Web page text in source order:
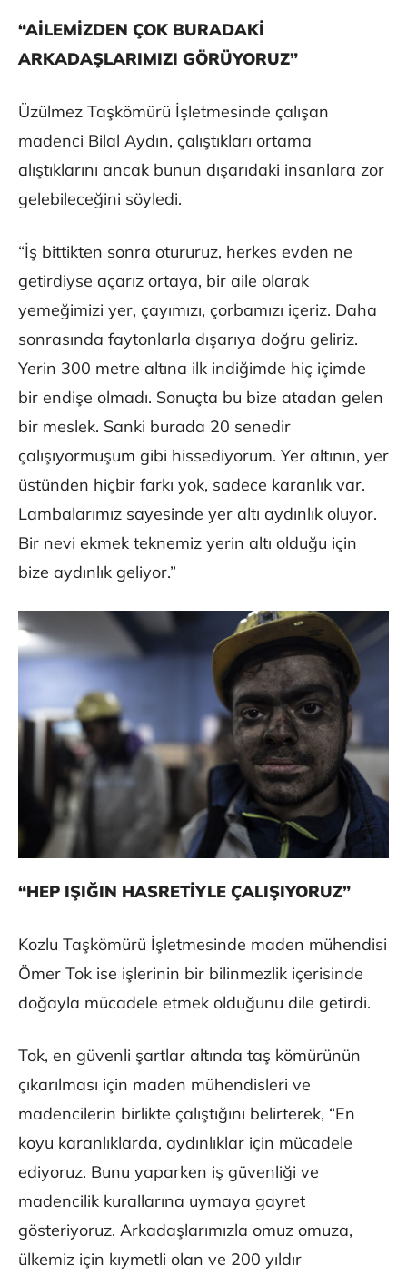
“AİLEMİZDEN ÇOK BURADAKİ
ARKADAŞLARIMIZI GÖRÜYORUZ”
Üzülmez Taşkömürü İşletmesinde çalışan
madenci Bilal Aydın, çalıştıkları ortama
alıştıklarını ancak bunun dışarıdaki insanlara zor
gelebileceğini söyledi.
“İş bittikten sonra otururuz, herkes evden ne
getirdiyse açarız ortaya, bir aile olarak
yemeğimizi yer, çayımızı, çorbamızı içeriz. Daha
sonrasında faytonlarla dışarıya doğru geliriz.
Yerin 300 metre altına ilk indiğimde hiç içimde
bir endişe olmadı. Sonuçta bu bize atadan gelen
bir meslek. Sanki burada 20 senedir
çalışıyormuşum gibi hissediyorum. Yer altının, yer
üstünden hiçbir farkı yok, sadece karanlık var.
Lambalarımız sayesinde yer altı aydınlık oluyor.
Bir nevi ekmek teknemiz yerin altı olduğu için
bize aydınlık geliyor.”
“HEP IŞIĞIN HASRETİYLE ÇALIŞIYORUZ”
Kozlu Taşkömürü İşletmesinde maden mühendisi
Ömer Tok ise işlerinin bir bilinmezlik içerisinde
doğayla mücadele etmek olduğunu dile getirdi.
Tok, en güvenli şartlar altında taş kömürünün
çıkarılması için maden mühendisleri ve
madencilerin birlikte çalıştığını belirterek, “En
koyu karanlıklarda, aydınlıklar için mücadele
ediyoruz. Bunu yaparken iş güvenliği ve
madencilik kurallarına uymaya gayret
gösteriyoruz. Arkadaşlarımızla omuz omuza,
ülkemiz için kıymetli olan ve 200 yıldır